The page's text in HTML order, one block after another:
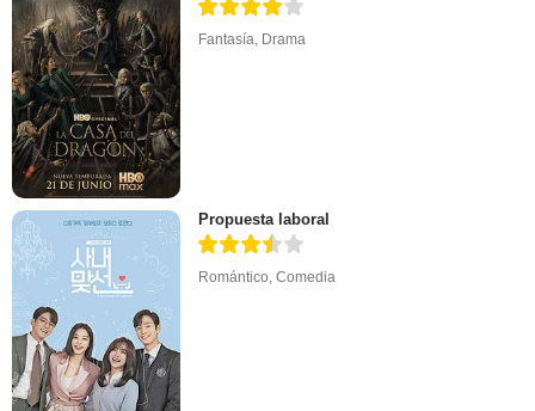
Fantasía, Drama
Propuesta laboral
Romántico ,Comedia